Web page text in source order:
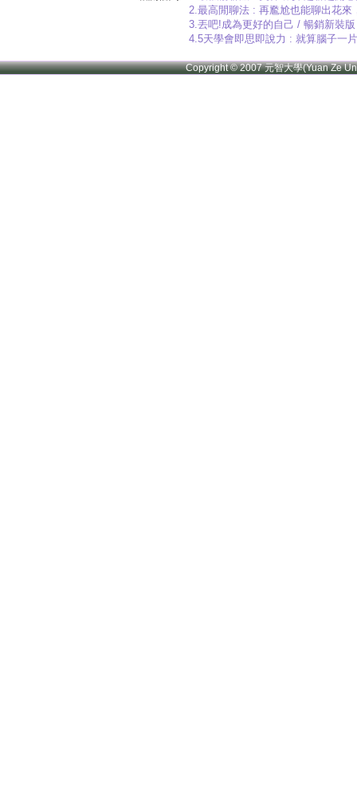
2.最高閒聊法 : 再尷尬也能聊出花來
3.丟吧!成為更好的自己 / 暢銷新裝版
4.5天學會即思即說力 : 就算腦子一
Copyright © 2007 元智大學(Yuan Ze